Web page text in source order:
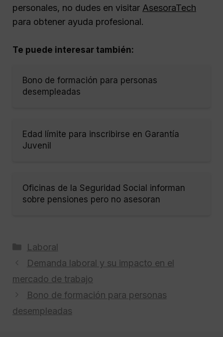
personales, no dudes en visitar AsesoraTech
para obtener ayuda profesional.
Te puede interesar también:
Bono de formación para personas
desempleadas
Edad límite para inscribirse en Garantía
Juvenil
Oficinas de la Seguridad Social informan
sobre pensiones pero no asesoran
Categorías
Laboral
Demanda laboral y su impacto en el
mercado de trabajo
Bono de formación para personas
desempleadas